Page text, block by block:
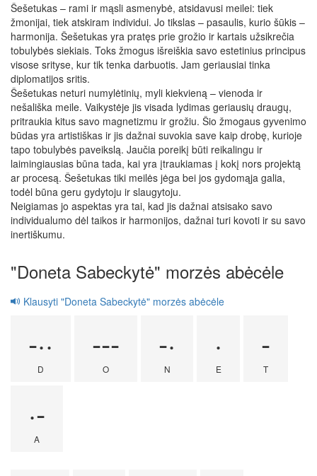
Šešetukas – rami ir mąsli asmenybė, atsidavusi meilei: tiek
žmonijai, tiek atskiram individui. Jo tikslas – pasaulis, kurio šūkis –
harmonija. Šešetukas yra pratęs prie grožio ir kartais užsikrečia
tobulybės siekiais. Toks žmogus išreiškia savo estetinius principus
visose srityse, kur tik tenka darbuotis. Jam geriausiai tinka
diplomatijos sritis.
Šešetukas neturi numylėtinių, myli kiekvieną – vienoda ir
nešališka meile. Vaikystėje jis visada lydimas geriausių draugų,
pritraukia kitus savo magnetizmu ir grožiu. Šio žmogaus gyvenimo
būdas yra artistiškas ir jis dažnai suvokia save kaip drobę, kurioje
tapo tobulybės paveikslą. Jaučia poreikį būti reikalingu ir
laimingiausias būna tada, kai yra įtraukiamas į kokį nors projektą
ar procesą. Šešetukas tiki meilės jėga bei jos gydomąja galia,
todėl būna geru gydytoju ir slaugytoju.
Neigiamas jo aspektas yra tai, kad jis dažnai atsisako savo
individualumo dėl taikos ir harmonijos, dažnai turi kovoti ir su savo
inertiškumu.
"Doneta Sabeckytė" morzės abėcėle
Klausyti "Doneta Sabeckytė" morzės abėcėle
-··
D
---
O
-·
N
·
E
-
T
·-
A